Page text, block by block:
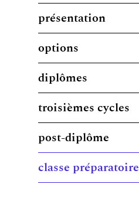
présentation
options
diplômes
troisièmes cycles
post-diplôme
classe préparatoire